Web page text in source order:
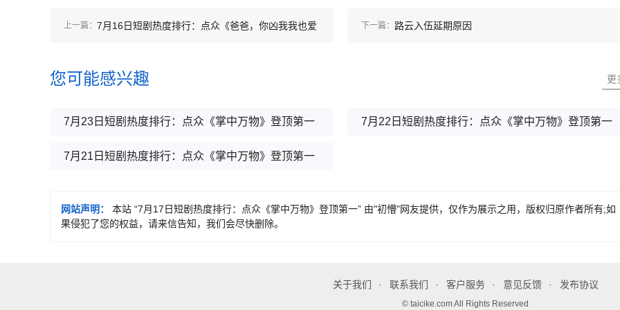
上一篇： 7月16日短剧热度排行：点众《爸爸，你凶我我也爱 下一篇： 路云入伍延期原因
您可能感兴趣 更
7月23日短剧热度排行：点众《掌中万物》登顶第一 7月22日短剧热度排行：点众《掌中万物》登顶第一
7月21日短剧热度排行：点众《掌中万物》登顶第一
网站声明：
本站 “7月17日短剧热度排行：点众《掌中万物》登顶第一” 由"初懵"网友提供，仅作为展示之用，版权归原作者所有;如
果侵犯了您的权益，请来信告知，我们会尽快删除。
关于我们 联系我们 客户服务 意见反馈 发布协议
© taicike.com All Rights Reserved